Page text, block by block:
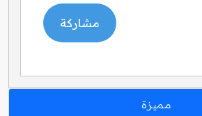
مميزة